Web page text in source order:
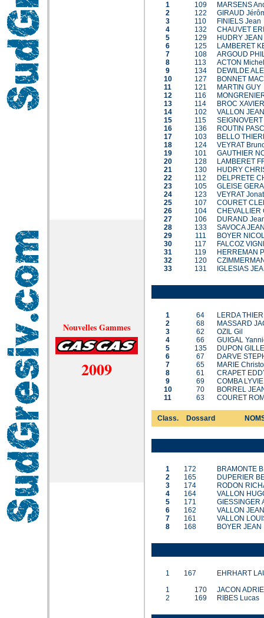
Nouvelles Gammes
2009
1 109
MARSENS
2
122
GIRAUD
3
110
FINIELS Jean
4
132
CHAUVET
5
129
HUDRY JEAN
6
125
LAMBERET
7
108
ARGOUD
8
113
ACTON Michel
9
134
DEWILDE
10
127
BONNET
11
121
MARTIN GUY
12
116
13
114
BROC XAVIER
14
102
VALLON
15
115
16
136
ROUTIN
17
103
BELLO
18
124
VEYRAT
19
101
GAUTHIER
20
128
LAMBERET
21
130
HUDRY
22
112
DELPRETE
23
105
GLEISE
24
123
VEYRAT
25
107
COURET
26
104
CHEVALLIER
27
106
DURAND
28
133
SAVOCA
29
111
BOYER
30
117
FALCOZ
31
119
HERREMAN
32
120
33
131 IGLESIAS
1 64
LERDA
2
68
MASSARD
3
62
OZIL Gil
4
66
GUIGAL
5
135
DUPON
6
67
DARVE
7
65
MARIE
8
61
CRAPET
9
69
COMBA LYVIE
10
70
BORREL
11
63 COURET
Class. Dossard
1 172
BRAMONTE
2
165
DUPERIER
3
174
RODON
4
164
VALLON
5
171
GIESSINGER
6
162
VALLON JEAN
7
161
VALLON
8
168 BOYER
1 167
EHRHART
1
170
JACON
2
169 RIBES Lucas